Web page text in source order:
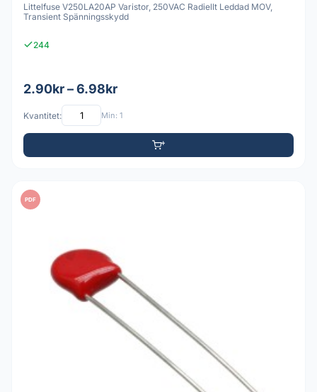
Littelfuse V250LA20AP Varistor, 250VAC Radiellt Leddad MOV,
Transient Spänningsskydd
244
2.90kr – 6.98kr
Kvantitet: Min: 1
PDF